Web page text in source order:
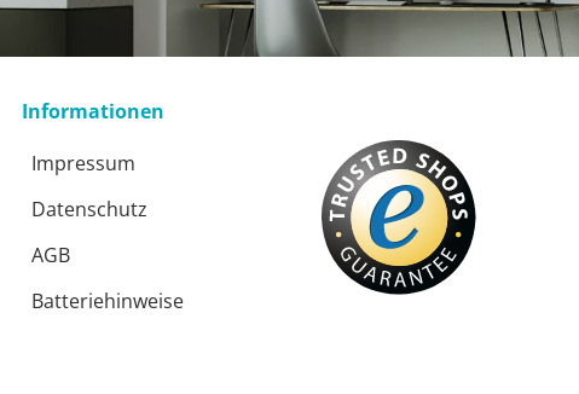
Informationen
Impressum
Datenschutz
AGB
Batteriehinweise